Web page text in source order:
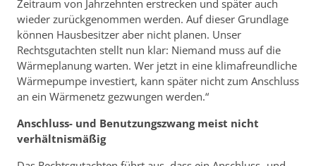
Zeitraum von Jahrzehnten erstrecken und später auch
wieder zurückgenommen werden. Auf dieser Grundlage
können Hausbesitzer aber nicht planen. Unser
Rechtsgutachten stellt nun klar: Niemand muss auf die
Wärmeplanung warten. Wer jetzt in eine klimafreundliche
Wärmepumpe investiert, kann später nicht zum Anschluss
an ein Wärmenetz gezwungen werden.“
Anschluss- und Benutzungszwang meist nicht
verhältnismäßig